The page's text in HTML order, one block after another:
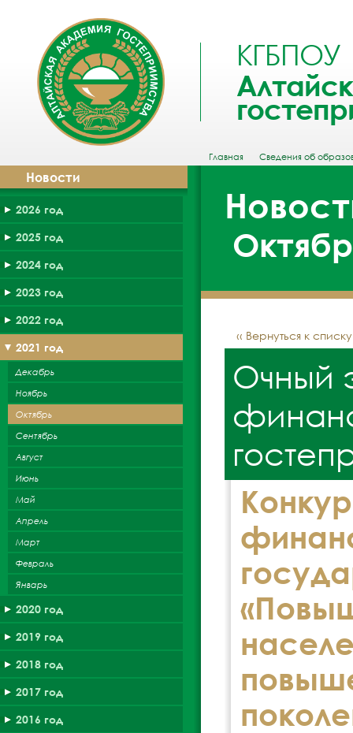
КГБПОУ
Главная Сведения об
Новости
2026 год
2025 год
2024 год
2023 год
2022 год
2021 год
Декабрь
Ноябрь
Октябрь
Сентябрь
Август
Июнь
Май
Апрель
Март
Февраль
Январь
2020 год
2019 год
2018 год
2017 год
2016 год
‹‹ Вернуться к
Очный